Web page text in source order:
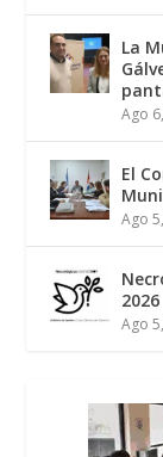
La
Ago
El
Ago
2026
Ago